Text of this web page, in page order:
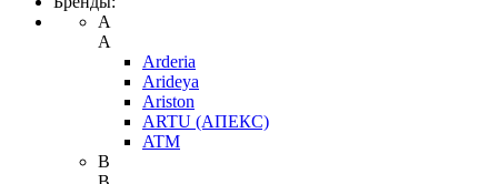
A
A
Arderia
Arideya
Ariston
ARTU (АПЕКС)
ATM
B